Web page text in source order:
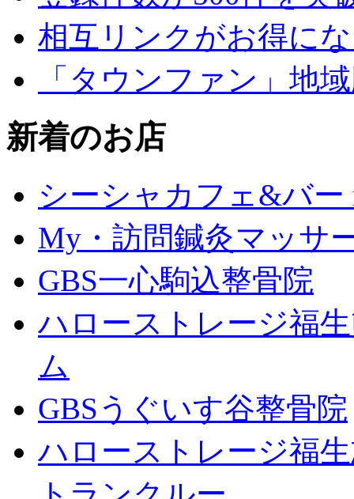
相互リンクがお得に
「タウンファン」地
新着のお店
シーシャカフェ&バー
My・訪問鍼灸マッサ
GBS一心駒込整骨院
ハローストレージ福
ム
GBSうぐいす谷整骨院
ハローストレージ福